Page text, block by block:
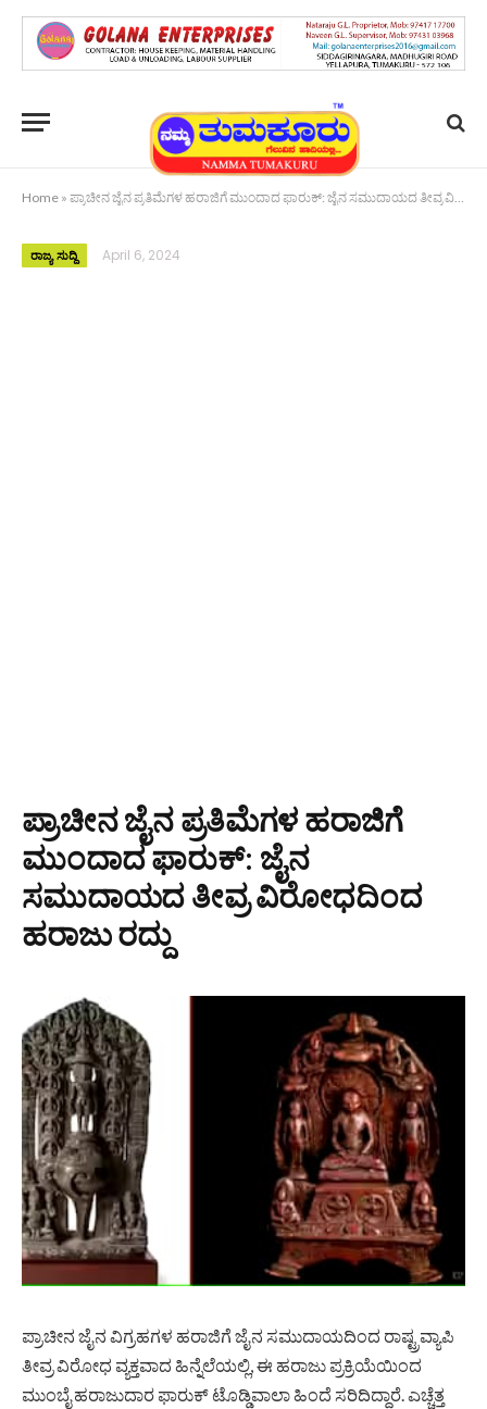
Home » ಪ್ರಾಚೀನ ಜೈನ ಪ್ರತಿಮೆಗಳ ಹರಾಜಿಗೆ ಮುಂದಾದ ಫಾರುಕ್: ಜೈನ ಸಮುದಾಯದ ತೀವ್ರ ವಿರೋಧದಿಂದ ಹರಾಜು ರದ್ದು
ರಾಜ್ಯ ಸುದ್ದಿ April 6, 2024
ಪ್ರಾಚೀನ ಜೈನ ಪ್ರತಿಮೆಗಳ ಹರಾಜಿಗೆ
ಮುಂದಾದ ಫಾರುಕ್: ಜೈನ
ಸಮುದಾಯದ ತೀವ್ರ ವಿರೋಧದಿಂದ
ಹರಾಜು ರದ್ದು
ಪ್ರಾಚೀನ ಜೈನ ವಿಗ್ರಹಗಳ ಹರಾಜಿಗೆ ಜೈನ ಸಮುದಾಯದಿಂದ ರಾಷ್ಟ್ರವ್ಯಾಪಿ
ತೀವ್ರ ವಿರೋಧ ವ್ಯಕ್ತವಾದ ಹಿನ್ನೆಲೆಯಲ್ಲಿ, ಈ ಹರಾಜು ಪ್ರಕ್ರಿಯೆಯಿಂದ
ಮುಂಬೈ ಹರಾಜುದಾರ ಫಾರುಕ್‌ ಟೊಡ್ಡಿವಾಲಾ ಹಿಂದೆ ಸರಿದಿದ್ದಾರೆ. ಎಚ್ಚೆತ್ತ